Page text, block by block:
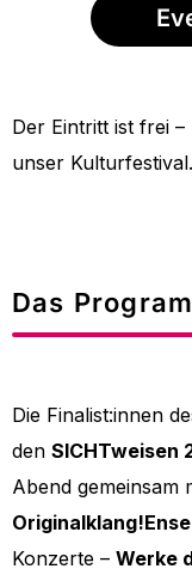
Der Eintritt ist frei
unser Kulturfestival.
Das
Die Finalist:innen
den SICHTweisen
Abend gemeinsam
Konzerte – Werke